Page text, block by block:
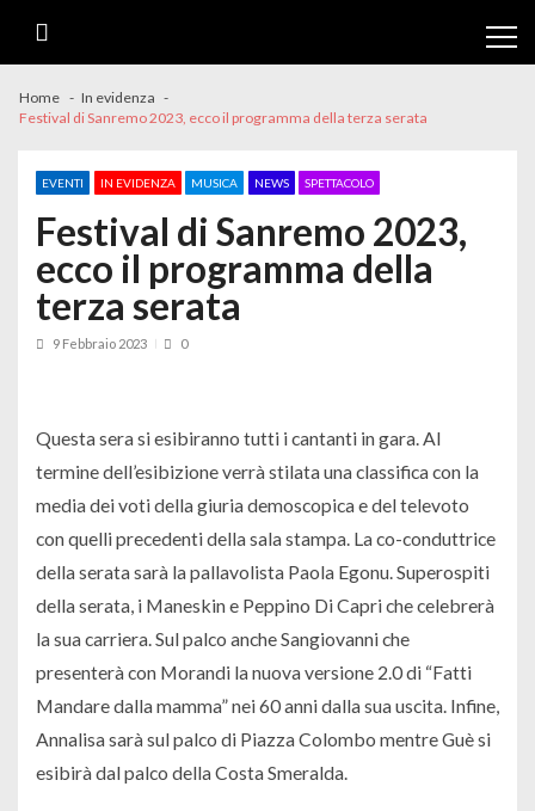
Home
In evidenza
Festival di Sanremo 2023, ecco il programma della terza serata
EVENTI IN EVIDENZA MUSICA NEWS SPETTACOLO
Festival di Sanremo 2023,
ecco il programma della
terza serata
9 Febbraio 2023 0
Questa sera si esibiranno tutti i cantanti in gara. Al
termine dell’esibizione verrà stilata una classifica con la
media dei voti della giuria demoscopica e del televoto
con quelli precedenti della sala stampa. La co-conduttrice
della serata sarà la pallavolista Paola Egonu. Superospiti
della serata, i Maneskin e Peppino Di Capri che celebrerà
la sua carriera. Sul palco anche Sangiovanni che
presenterà con Morandi la nuova versione 2.0 di “Fatti
Mandare dalla mamma” nei 60 anni dalla sua uscita. Infine,
Annalisa sarà sul palco di Piazza Colombo mentre Guè si
esibirà dal palco della Costa Smeralda.